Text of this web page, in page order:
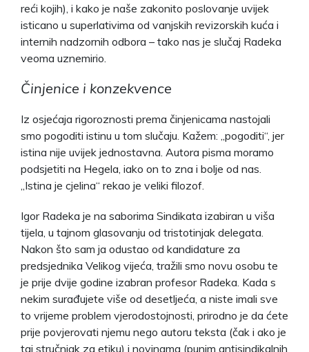
reći kojih), i kako je naše zakonito poslovanje uvijek
isticano u superlativima od vanjskih revizorskih kuća i
internih nadzornih odbora – tako nas je slučaj Radeka
veoma uznemirio.
Činjenice i konzekvence
Iz osjećaja rigoroznosti prema činjenicama nastojali
smo pogoditi istinu u tom slučaju. Kažem: „pogoditi“, jer
istina nije uvijek jednostavna. Autora pisma moramo
podsjetiti na Hegela, iako on to zna i bolje od nas.
„Istina je cjelina“ rekao je veliki filozof.
Igor Radeka je na saborima Sindikata izabiran u viša
tijela, u tajnom glasovanju od tristotinjak delegata.
Nakon što sam ja odustao od kandidature za
predsjednika Velikog vijeća, tražili smo novu osobu te
je prije dvije godine izabran profesor Radeka. Kada s
nekim surađujete više od desetljeća, a niste imali sve
to vrijeme problem vjerodostojnosti, prirodno je da ćete
prije povjerovati njemu nego autoru teksta (čak i ako je
taj stručnjak za etiku) i novinama (punim antisindikalnih